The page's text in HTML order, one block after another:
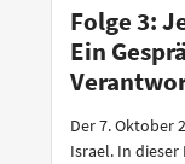
Folge 3:
Ein
Der 7. Oktober
Israel. In